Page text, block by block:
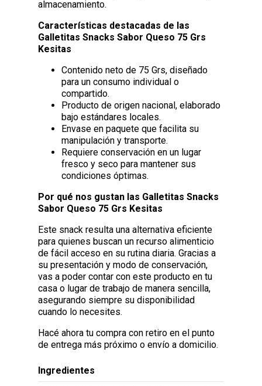
almacenamiento.
Características destacadas de las
Galletitas Snacks Sabor Queso 75 Grs
Kesitas
Contenido neto de 75 Grs, diseñado
para un consumo individual o
compartido.
Producto de origen nacional, elaborado
bajo estándares locales.
Envase en paquete que facilita su
manipulación y transporte.
Requiere conservación en un lugar
fresco y seco para mantener sus
condiciones óptimas.
Por qué nos gustan las Galletitas Snacks
Sabor Queso 75 Grs Kesitas
Este snack resulta una alternativa eficiente
para quienes buscan un recurso alimenticio
de fácil acceso en su rutina diaria. Gracias a
su presentación y modo de conservación,
vas a poder contar con este producto en tu
casa o lugar de trabajo de manera sencilla,
asegurando siempre su disponibilidad
cuando lo necesites.
Hacé ahora tu compra con retiro en el punto
de entrega más próximo o envío a domicilio.
Ingredientes